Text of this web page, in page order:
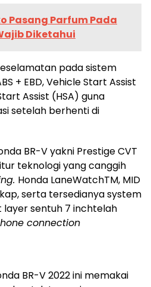
Pasang Parfum Pada
Diketahui
pada sistem
+ EBD, Vehicle Start Assist
Assist (HSA) guna
setelah berhenti di
BR-V yakni Prestige CVT
teknologi yang canggih
Honda LaneWatchTM, MID
serta tersedianya system
layer sentuh 7 inchtelah
connection
BR-V 2022 ini memakai